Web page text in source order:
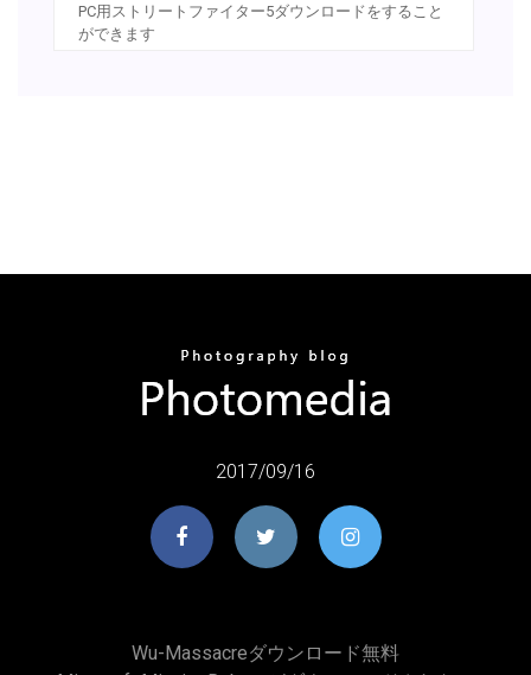
PC用ストリートファイター5ダウンロードをすること
ができます
2017/09/16
Wu-Massacreダウンロード無料